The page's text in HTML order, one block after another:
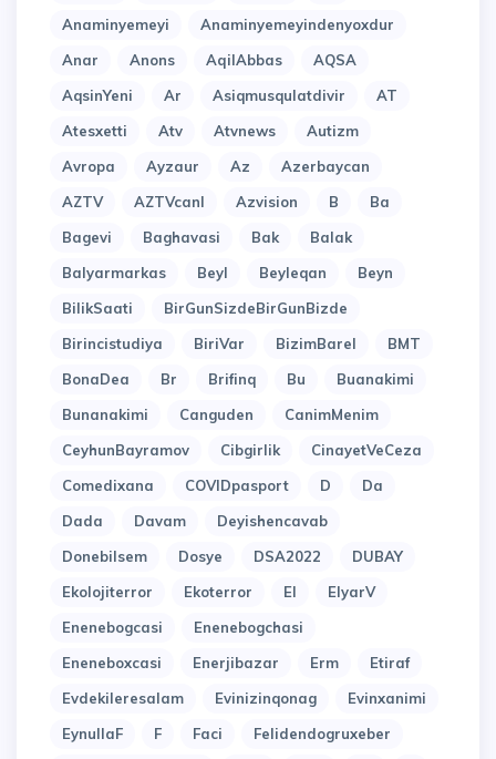
Anaminyemeyi
Anaminyemeyindenyoxdur
Anar
Anons AqilAbbas
AQSA
AqsinYeni
Ar Asiqmusqulatdivir
AT
Atesxetti
Atv Atvnews
Autizm
Avropa
Ayzaur Az
Azerbaycan
AZTV
AZTVcanl Azvision B
Ba
Bagevi
Baghavasi Bak
Balak
Balyarmarkas
Beyl Beyleqan
Beyn
BilikSaati
BirGunSizdeBirGunBizde
Birincistudiya
BiriVar BizimBarel
BMT
BonaDea
Br Brifinq Bu
Buanakimi
Bunanakimi
Canguden
CanimMenim
CeyhunBayramov
Cibgirlik
CinayetVeCeza
Comedixana
COVIDpasport D
Da
Dada
Davam
Deyishencavab
Donebilsem
Dosye DSA2022
DUBAY
Ekolojiterror
Ekoterror El
ElyarV
Enenebogcasi
Enenebogchasi
Eneneboxcasi
Enerjibazar Erm
Etiraf
Evdekileresalam
Evinizinqonag
Evinxanimi
EynullaF
F Faci
Felidendogruxeber